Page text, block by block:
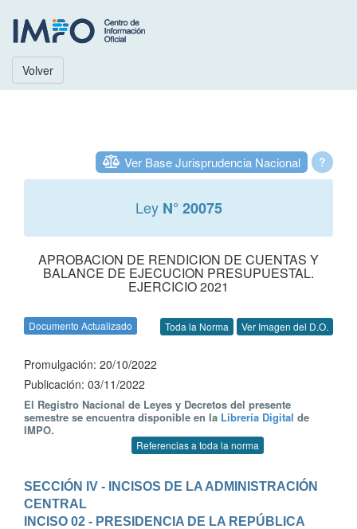
Volver
?
Ver Base Jurisprudencia Nacional
Ley N° 20075
APROBACION DE RENDICION DE CUENTAS Y
BALANCE DE EJECUCION PRESUPUESTAL.
EJERCICIO 2021
Documento Actualizado Toda la Norma Ver Imagen del D.O.
Promulgación: 20/10/2022
Publicación: 03/11/2022
El Registro Nacional de Leyes y Decretos del presente
semestre se encuentra disponible en la Librería Digital de
IMPO.
Referencias a toda la norma
SECCIÓN IV - INCISOS DE LA ADMINISTRACIÓN
CENTRAL
INCISO 02 - PRESIDENCIA DE LA REPÚBLICA